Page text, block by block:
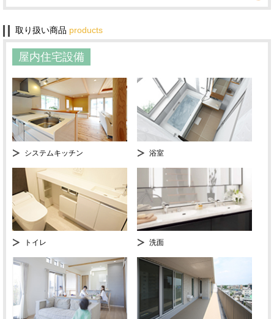
取り扱い商品 products
屋内住宅設備
システムキッチン 浴室
トイレ 洗面